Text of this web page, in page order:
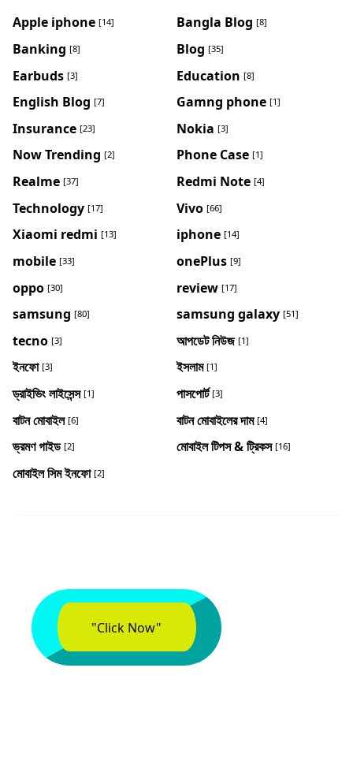
Apple iphone [14] Bangla Blog [8]
Banking [8] Blog [35]
Earbuds [3] Education [8]
English Blog [7] Gamng phone [1]
Insurance [23] Nokia [3]
Now Trending [2] Phone Case [1]
Realme [37] Redmi Note [4]
Technology [17] Vivo [66]
Xiaomi redmi [13] iphone [14]
mobile [33] onePlus [9]
oppo [30] review [17]
samsung [80] samsung galaxy [51]
tecno [3] আপডেট নিউজ [1]
ইনফো [3] ইসলাম [1]
ড্রাইভিং লাইসেন্স [1] পাসপোর্ট [3]
বাটন মোবাইল [6] বাটন মোবাইলের দাম [4]
ভ্রমণ গাইড [2] মোবাইল টিপস & ট্রিকস [16]
মোবাইল সিম ইনফো [2]